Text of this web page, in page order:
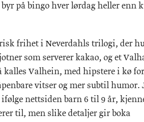
på bingo hver lørdag heller enn
frihet i Neverdahls trilogi, der
som serverer kakao, og et
Valhein, med hipstere i kø
vitser og mer subtil humor.
nettsiden barn 6 til 9 år,
til, men slike detaljer gir boka